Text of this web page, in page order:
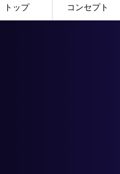
トップ コンセプト